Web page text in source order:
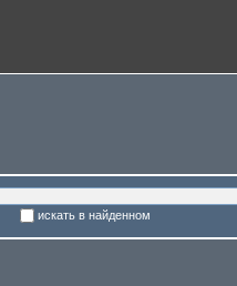
искать в найденном